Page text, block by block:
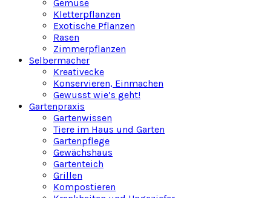
Gemüse
Kletterpflanzen
Exotische Pflanzen
Rasen
Zimmerpflanzen
Selbermacher
Kreativecke
Konservieren, Einmachen
Gewusst wie’s geht!
Gartenpraxis
Gartenwissen
Tiere im Haus und Garten
Gartenpflege
Gewächshaus
Gartenteich
Grillen
Kompostieren